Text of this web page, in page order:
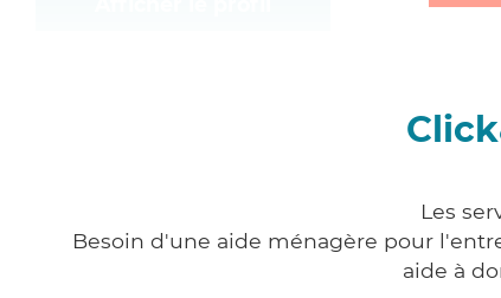
Les
Besoin d'une aide ménagère pour
aide à